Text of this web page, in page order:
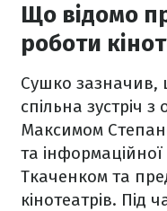
Що відомо
роботи
Сушко зазначив,
спільна зустріч
Максимом
та
Ткаченком та
кінотеатрів. Під